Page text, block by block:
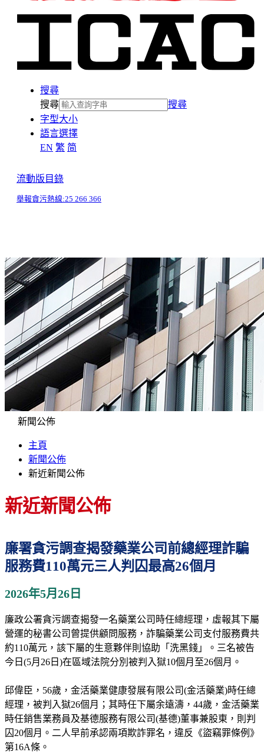
搜尋
搜尋
搜尋
字型大小
語言選擇
EN 繁 简
流動版目錄
舉報貪污熱線:25 266 366
新聞公佈
主頁
新聞公佈
新近新聞公佈
新近新聞公佈
廉署貪污調查揭發藥業公司前總經理詐騙
服務費110萬元三人判囚最高26個月
2026年5月26日
廉政公署貪污調查揭發一名藥業公司時任總經理，虛報其下屬
營運的秘書公司曾提供顧問服務，詐騙藥業公司支付服務費共
約110萬元，該下屬的生意夥伴則協助「洗黑錢」。三名被告
今日(5月26日)在區域法院分別被判入獄10個月至26個月。
邱偉臣，56歲，金活藥業健康發展有限公司(金活藥業)時任總
經理，被判入獄26個月；其時任下屬余遠濤，44歲，金活藥業
時任銷售業務員及基德服務有限公司(基德)董事兼股東，則判
囚20個月。二人早前承認兩項欺詐罪名，違反《盜竊罪條例》
第16A條。